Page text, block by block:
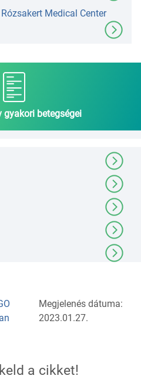
Medical Center
gyakori betegségei
Megjelenés dátuma:
2023.01.27.
a cikket!